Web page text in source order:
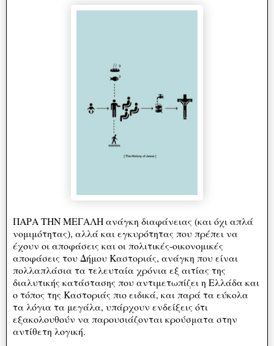
ΠΑΡΑ ΤΗΝ ΜΕΓΑΛΗ ανάγκη διαφάνειας (και όχι απλά
νομιμότητας), αλλά και εγκυρότητας που πρέπει να
έχουν οι αποφάσεις και οι πολιτικές-οικονομικές
αποφάσεις του Δήμου Καστοριάς, ανάγκη που είναι
πολλαπλάσια τα τελευταία χρόνια εξ αιτίας της
διαλυτικής κατάστασης που αντιμετωπίζει η Ελλάδα και
ο τόπος της Καστοριάς πιο ειδικά, και παρά τα εύκολα
τα λόγια τα μεγάλα, υπάρχουν ενδείξεις ότι
εξακολουθούν να παρουσιάζονται κρούσματα στην
αντίθετη λογική.